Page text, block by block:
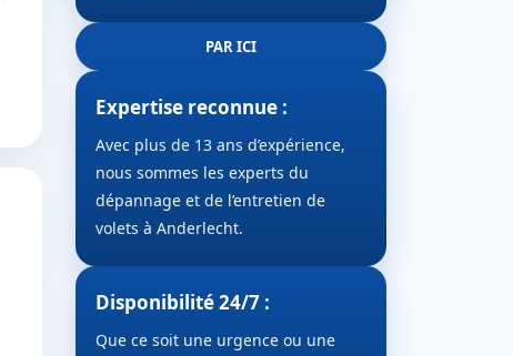
PAR ICI
Expertise reconnue :
Avec plus de 13 ans d’expérience,
nous sommes les experts du
dépannage et de l’entretien de
volets à Anderlecht.
Disponibilité 24/7 :
Que ce soit une urgence ou une